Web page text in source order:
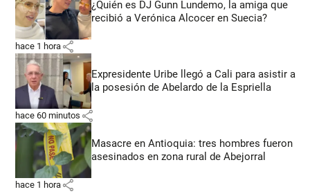
¿Quién es DJ Gunn Lundemo, la amiga que
recibió a Verónica Alcocer en Suecia?
hace 1 hora share
Expresidente Uribe llegó a Cali para asistir a
la posesión de Abelardo de la Espriella
hace 60 minutos share
Masacre en Antioquia: tres hombres fueron
asesinados en zona rural de Abejorral
hace 1 hora share